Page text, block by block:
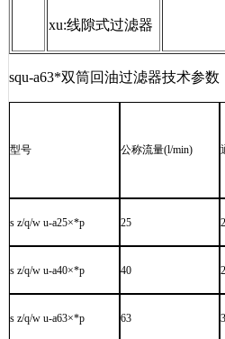
xu:线隙式过滤器
squ-a63*双筒回油过滤器技术参数
型号 公称流量(l/min)
s z/q/w u-a25×*p 25
s z/q/w u-a40×*p 40
s z/q/w u-a63×*p 63